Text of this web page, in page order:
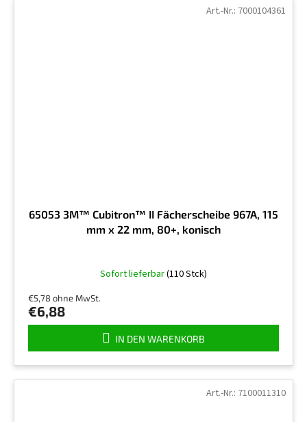
65053 3M™ Cubitron™ II Fächerscheibe 967A, 115
mm x 22 mm, 80+, konisch
Sofort lieferbar(110 Stck)
€5,78 ohne MwSt.
€6,88
IN DEN WARENKORB
Art.-Nr.: 7000104361
Art.-Nr.: 7100011310